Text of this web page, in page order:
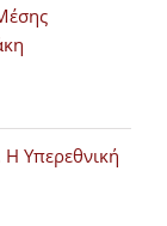
Υπερεθνική